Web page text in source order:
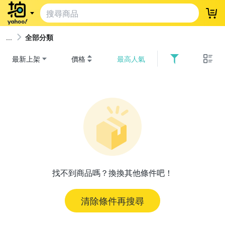
登
全部分類
最新上架 價格 最高人氣
找不到商品嗎？換換其他條件吧！
清除條件再搜尋